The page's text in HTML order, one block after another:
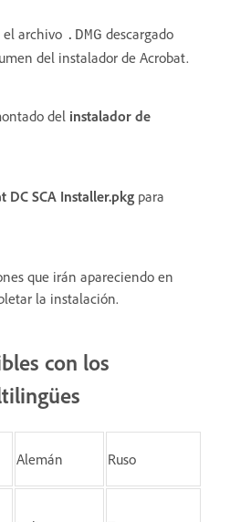
el archivo .DMG descargado
del instalador de Acrobat.
del instalador de
DC SCA Installer.pkg para
que irán apareciendo en
la instalación.
con los
Alemán Ruso